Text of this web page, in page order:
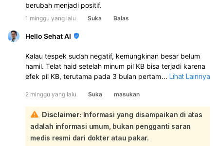
berubah menjadi positif.
1 minggu yang lalu Suka Balas
Hello Sehat AI
Kalau tespek sudah negatif, kemungkinan besar belum
hamil. Telat haid setelah minum pil KB bisa terjadi karena
efek pil KB, terutama pada 3 bulan pertama pemakaian,
Karena Anda baru pertama kali minum pil KB, haid yang
hanya muncul 3 hari lalu belum tentu langsung kembali
normal. Pil KB memang bisa membuat haid lebih sedikit,
lebih pendek, atau bahkan tidak haid sementara waktu.
Sebaiknya:
Lanjutkan pil KB sesuai aturan bila masih digunakan.
... Lihat Lainnya
2 minggu yang lalu Suka masukan
Disclaimer: Informasi yang disampaikan di atas
adalah informasi umum, bukan pengganti saran
medis resmi dari dokter atau pakar.